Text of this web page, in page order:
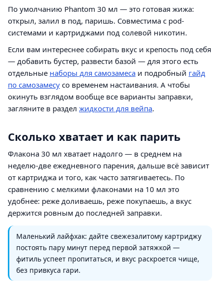
По умолчанию Phantom 30 мл — это готовая жижа:
открыл, залил в под, паришь. Совместима с pod-
системами и картриджами под солевой никотин.
Если вам интереснее собирать вкус и крепость под себя
— добавить бустер, развести базой — для этого есть
отдельные наборы для самозамеса и подробный гайд
по самозамесу со временем настаивания. А чтобы
окинуть взглядом вообще все варианты заправки,
загляните в раздел жидкости для вейпа.
Сколько хватает и как парить
Флакона 30 мл хватает надолго — в среднем на
неделю-две ежедневного парения, дальше всё зависит
от картриджа и того, как часто затягиваетесь. По
сравнению с мелкими флаконами на 10 мл это
удобнее: реже доливаешь, реже покупаешь, а вкус
держится ровным до последней заправки.
Маленький лайфхак: дайте свежезалитому картриджу
постоять пару минут перед первой затяжкой —
фитиль успеет пропитаться, и вкус раскроется чище,
без привкуса гари.